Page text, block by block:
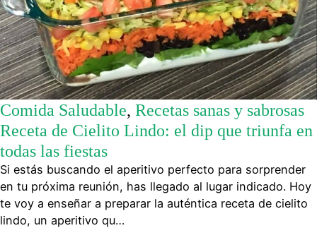
Comida Saludable, Recetas sanas y sabrosas
Receta de Cielito Lindo: el dip que triunfa en
todas las fiestas
Si estás buscando el aperitivo perfecto para sorprender
en tu próxima reunión, has llegado al lugar indicado. Hoy
te voy a enseñar a preparar la auténtica receta de cielito
lindo, un aperitivo qu…